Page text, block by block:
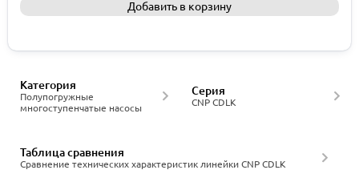
Добавить в корзину
Полупогружные
многоступенчатые насосы
Категория
CNP CDLK
Серия
Сравнение технических характеристик линейки CNP CDLK
Таблица сравнения